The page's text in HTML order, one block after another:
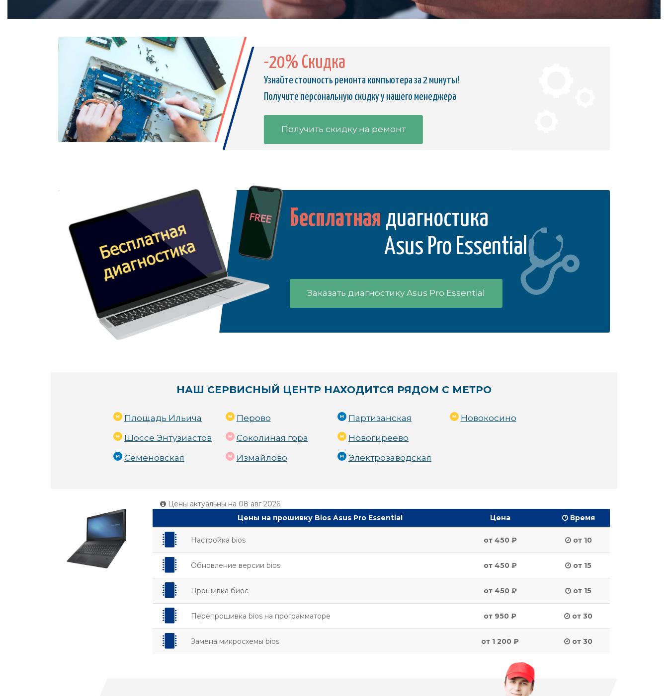
-20% Скидка
Узнайте стоимость ремонта компьютера за 2 минуты!
Получите персональную скидку у нашего менеджера
Получить скидку на ремонт
Бесплатная диагностика
Asus Pro Essential
Заказать диагностику Asus Pro Essential
НАШ СЕРВИСНЫЙ ЦЕНТР НАХОДИТСЯ РЯДОМ С МЕТРО
Площадь Ильича
Шоссе Энтузиастов
Семёновская
Перово
Соколиная гора
Измайлово
Партизанская
Новогиреево
Электрозаводская
Новокосино
Цены актуальны на 08 авг 2026
Цены на прошивку Bios Asus Pro Essential
Цена Время
Настройка bios от 450 ₽ от 10
Обновление версии bios от 450 ₽ от 15
Прошивка биос от 450 ₽ от 15
Перепрошивка bios на программаторе от 950 ₽ от 30
Замена микросхемы bios от 1 200 ₽ от 30